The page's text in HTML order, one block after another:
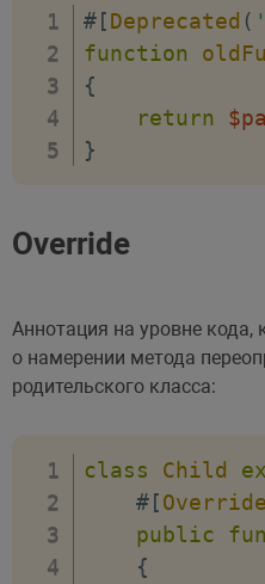
#[Deprecated (
function
{
return
}
Override
Аннотация на уровне кода,
о намерении метода
родительского класса:
class Child
#[Override
public
{